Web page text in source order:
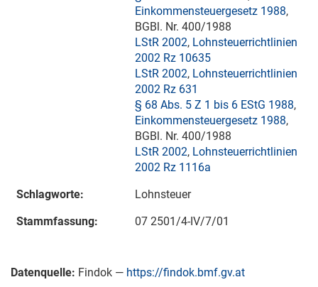
Einkommensteuergesetz 1988,
BGBl. Nr. 400/1988
LStR 2002, Lohnsteuerrichtlinien
2002 Rz 10635
LStR 2002, Lohnsteuerrichtlinien
2002 Rz 631
§ 68 Abs. 5 Z 1 bis 6 EStG 1988,
Einkommensteuergesetz 1988,
BGBl. Nr. 400/1988
LStR 2002, Lohnsteuerrichtlinien
2002 Rz 1116a
Schlagworte:
Lohnsteuer
Stammfassung:
07 2501/4-IV/7/01
Datenquelle: Findok — https://findok.bmf.gv.at